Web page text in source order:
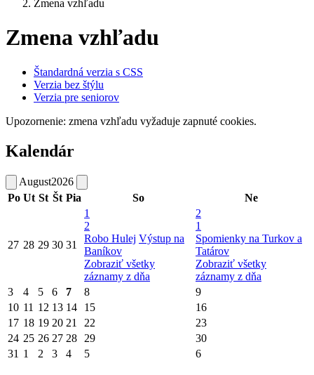
Zmena vzhľadu
Zmena vzhľadu
Štandardná verzia s CSS
Verzia bez štýlu
Verzia pre seniorov
Upozornenie: zmena vzhľadu vyžaduje zapnuté cookies.
Kalendár
August2026
Po Ut St Št Pia So Ne
27 28 29 30 31
1
2
Robo Hulej Výstup na
Baníkov
Zobraziť všetky
záznamy z dňa
2
1
Spomienky na Turkov a
Tatárov
Zobraziť všetky
záznamy z dňa
3
4 5 6 7 8
9
10 11 12 13 14 15
16
17 18 19 20 21 22
23
24 25 26 27 28 29
30
31 1 2 3 4 5 6